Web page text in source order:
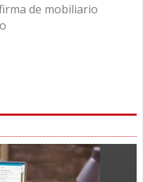
de mobiliario